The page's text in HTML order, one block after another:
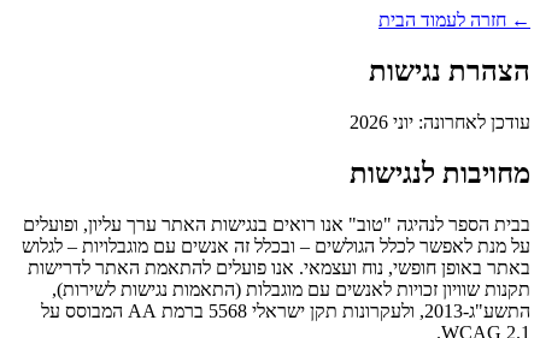
← חזרה לעמוד הבית
הצהרת נגישות
עודכן לאחרונה: יוני 2026
מחויבות לנגישות
בבית הספר לנהיגה "טוב" אנו רואים בנגישות האתר ערך עליון, ופועלים
על מנת לאפשר לכלל הגולשים – ובכלל זה אנשים עם מוגבלויות – לגלוש
באתר באופן חופשי, נוח ועצמאי. אנו פועלים להתאמת האתר לדרישות
תקנות שוויון זכויות לאנשים עם מוגבלות (התאמות נגישות לשירות),
התשע"ג-2013, ולעקרונות תקן ישראלי 5568 ברמת AA המבוסס על
WCAG 2.1.